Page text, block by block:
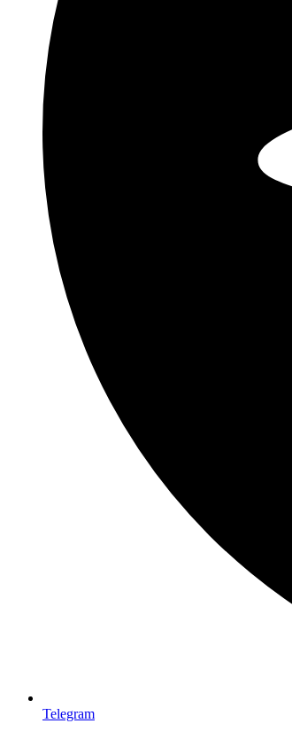
Telegram